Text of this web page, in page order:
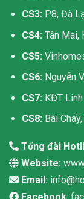
CS3:P8, Đà
CS4:Tân Mai,
CS5:
CS6:Nguyễn
CS7:KĐT Linh
CS8:Bãi Cháy,
Tổng đài
Website:
Email: